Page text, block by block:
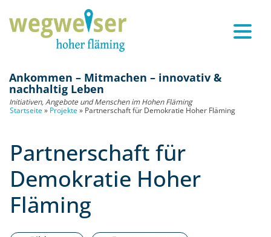
Ankommen – Mitmachen – innovativ &
nachhaltig Leben
Initiativen, Angebote und Menschen im Hohen Fläming
Startseite » Projekte » Partnerschaft für Demokratie Hoher Fläming
Partnerschaft für
Demokratie Hoher
Fläming